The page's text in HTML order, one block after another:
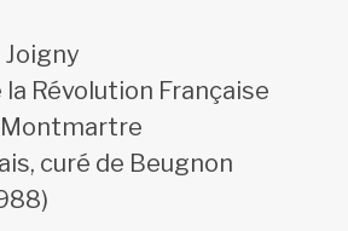
Joigny
Révolution Française
Montmartre
curé de Beugnon